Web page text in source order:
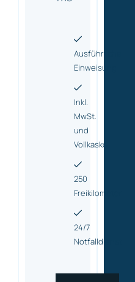
Ausführliche
Einweisung
Inkl.
MwSt.
und
Vollkasko
250
Freikilometer
24/7
Notfalldienst